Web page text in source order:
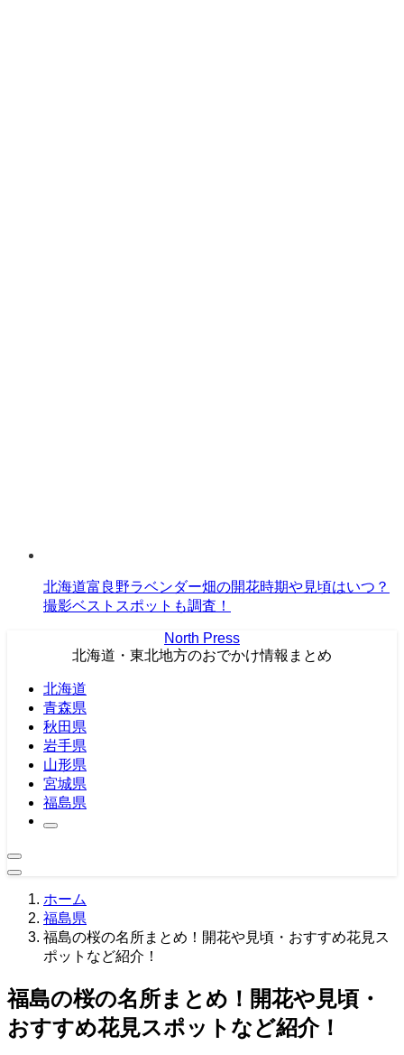
北海道富良野ラベンダー畑の開花時期や見頃はいつ？
撮影ベストスポットも調査！
North Press
北海道・東北地方のおでかけ情報まとめ
北海道
青森県
秋田県
岩手県
山形県
宮城県
福島県
ホーム
福島県
福島の桜の名所まとめ！開花や見頃・おすすめ花見ス
ポットなど紹介！
福島の桜の名所まとめ！開花や見頃・
おすすめ花見スポットなど紹介！